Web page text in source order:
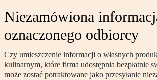
Niezamówiona
oznaczonego odbiorcy
Czy umieszczenie informacji o własnych
kulinarnym, które firma udostępnia bezpłatnie
może zostać potraktowane jako przesyłanie